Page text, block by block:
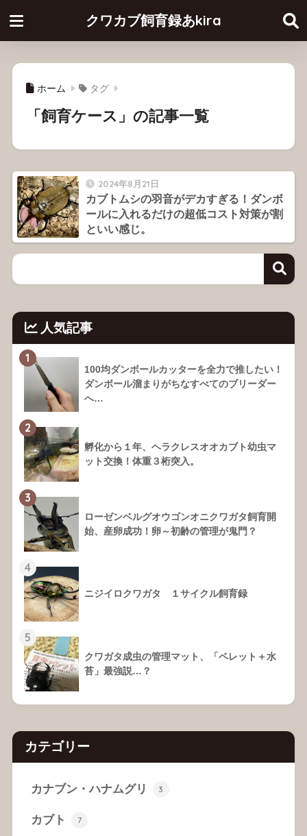
クワカブ飼育録あkira
ホーム タグ
「飼育ケース」の記事一覧
2024年8月21日
カブトムシの羽音がデカすぎる！ダンボ
ールに入れるだけの超低コスト対策が割
といい感じ。
人気記事
1
100均ダンボールカッターを全力で推したい！
ダンボール溜まりがちなすべてのブリーダー
へ…
2
孵化から１年、ヘラクレスオオカブト幼虫マ
ット交換！体重３桁突入。
3
ローゼンベルグオウゴンオニクワガタ飼育開
始、産卵成功！卵～初齢の管理が鬼門？
4
ニジイロクワガタ １サイクル飼育録
5
クワガタ成虫の管理マット、「ペレット＋水
苔」最強説…？
カテゴリー
カナブン・ハナムグリ 3
カブト 7